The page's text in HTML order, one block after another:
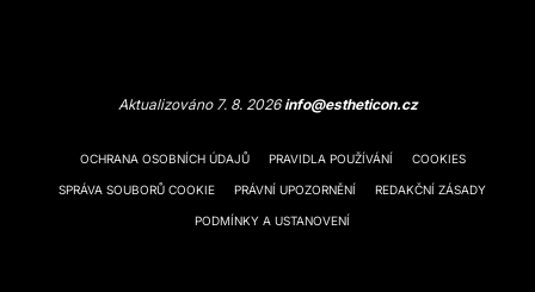
Aktualizováno 7. 8. 2026info@estheticon.cz
OCHRANA OSOBNÍCH ÚDAJŮ PRAVIDLA POUŽÍVÁNÍ COOKIES
SPRÁVA SOUBORŮ COOKIE PRÁVNÍ UPOZORNĚNÍ REDAKČNÍ ZÁSADY
PODMÍNKY A USTANOVENÍ